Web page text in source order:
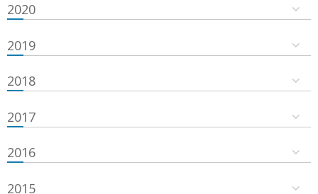
2020
2019
2018
2017
2016
2015